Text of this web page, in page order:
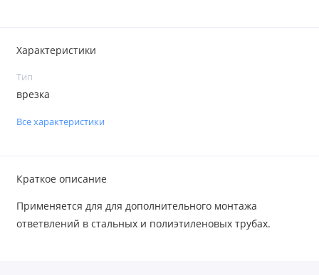
Характеристики
Тип
врезка
Все характеристики
Краткое описание
Применяется для для дополнительного монтажа
ответвлений в стальных и полиэтиленовых трубах.